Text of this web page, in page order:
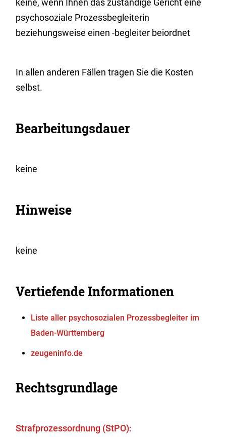
keine, wenn Ihnen das zuständige Gericht eine
psychosoziale Prozessbegleiterin
beziehungsweise einen -begleiter beiordnet
In allen anderen Fällen tragen Sie die Kosten
selbst.
Bearbeitungsdauer
keine
Hinweise
keine
Vertiefende Informationen
Liste aller psychosozialen Prozessbegleiter im
Baden-Württemberg
zeugeninfo.de
Rechtsgrundlage
Strafprozessordnung (StPO):